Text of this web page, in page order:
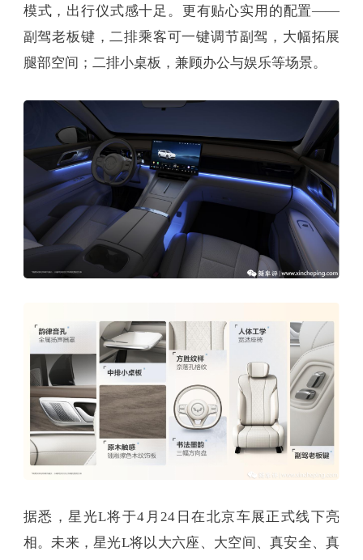
模式，出行仪式感十足。更有贴心实用的配置——
副驾老板键，二排乘客可一键调节副驾，大幅拓展
腿部空间；二排小桌板，兼顾办公与娱乐等场景。
据悉，星光L将于4月24日在北京车展正式线下亮
相。未来，星光L将以大六座、大空间、真安全、真